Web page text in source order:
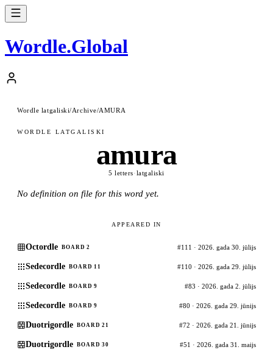
Wordle.Global
Wordle latgaliski/Archive/AMURA
WORDLE LATGALISKI
amura
5 letters·latgaliski
No definition on file for this word yet.
APPEARED IN
Octordle BOARD 2 #111 · 2026. gada 30. jūlijs
Sedecordle BOARD 11 #110 · 2026. gada 29. jūlijs
Sedecordle BOARD 9 #83 · 2026. gada 2. jūlijs
Sedecordle BOARD 9 #80 · 2026. gada 29. jūnijs
Duotrigordle BOARD 21 #72 · 2026. gada 21. jūnijs
Duotrigordle BOARD 30 #51 · 2026. gada 31. maijs